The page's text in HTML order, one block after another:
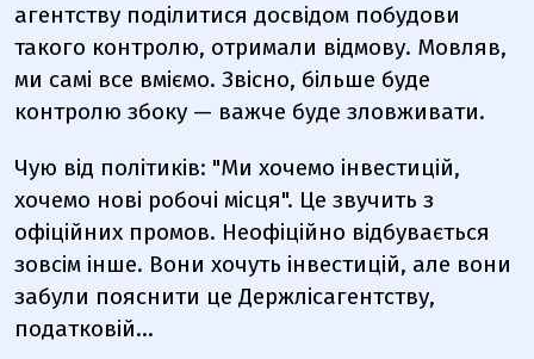
агентству поділитися досвідом побудови
такого контролю, отримали відмову. Мовляв,
ми самі все вміємо. Звісно, більше буде
контролю збоку — важче буде зловживати.
Чую від політиків: "Ми хочемо інвестицій,
хочемо нові робочі місця". Це звучить з
офіційних промов. Неофіційно відбувається
зовсім інше. Вони хочуть інвестицій, але вони
забули пояснити це Держлісагентству,
податковій...